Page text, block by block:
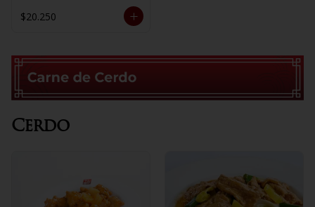
$20.250
Cerdo